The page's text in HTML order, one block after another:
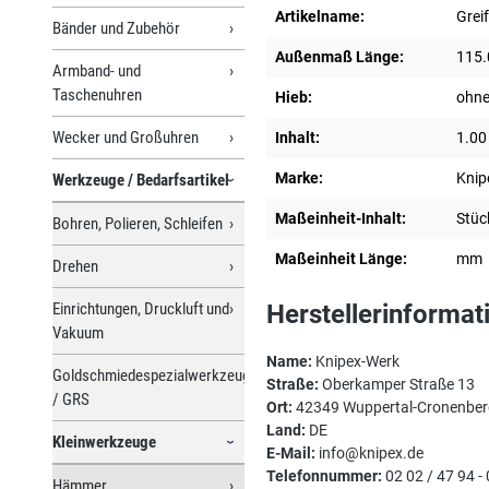
Bänder und Zubehör
Armband- und
Taschenuhren
Wecker und Großuhren
Werkzeuge / Bedarfsartikel
Bohren, Polieren, Schleifen
Drehen
Einrichtungen, Druckluft und
Vakuum
Goldschmiedespezialwerkzeuge
/ GRS
Kleinwerkzeuge
Artikelname:
Außenmaß Länge:
Hieb: ohne
Inhalt: 1.00
Marke:
Maßeinheit-Inhalt:
Maßeinheit Länge: mm
Name: Knipex-Werk
Straße: Oberkamper Straße 13
Ort: 42349 Wuppertal-
Land: DE
E-Mail: info@knipex.de
Telefonnummer: 02 02 / 47 94 -